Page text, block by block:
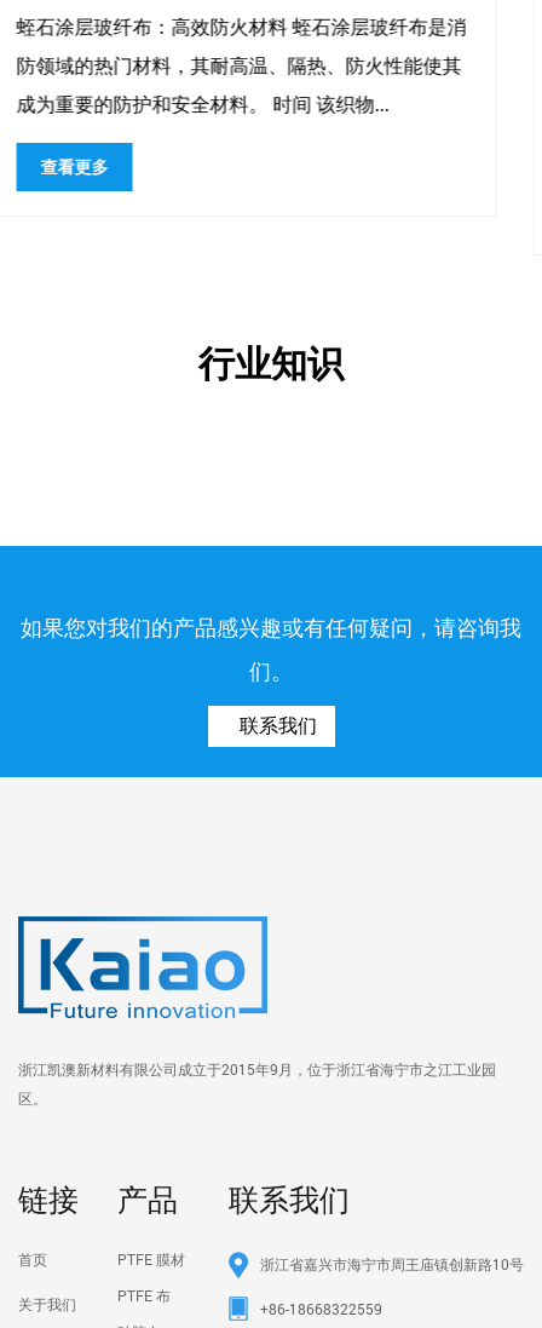
硅胶涂层防水篷布：多功能防护耐用材料 硅胶涂层防
水篷布是一种在各种环境下提供强大保护和多功能性
的材料。这种材料因其耐用、防水和多功能的特性而
广泛应用...
行业知识
如果您对我们的产品感兴趣或有任何疑问，请咨询我
们。
联系我们
浙江凯澳新材料有限公司成立于2015年9月，位于浙江省海宁市之江工业园
区。
链接
首页
关于我们
产品
PTFE 膜材
PTFE 布
联系我们
浙江省嘉兴市海宁市周王庙镇创新路10号
+86-18668322559